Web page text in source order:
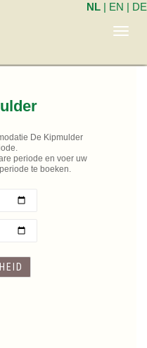
NL | EN | DE
De Kipmulder
periode en voer uw
te boeken.